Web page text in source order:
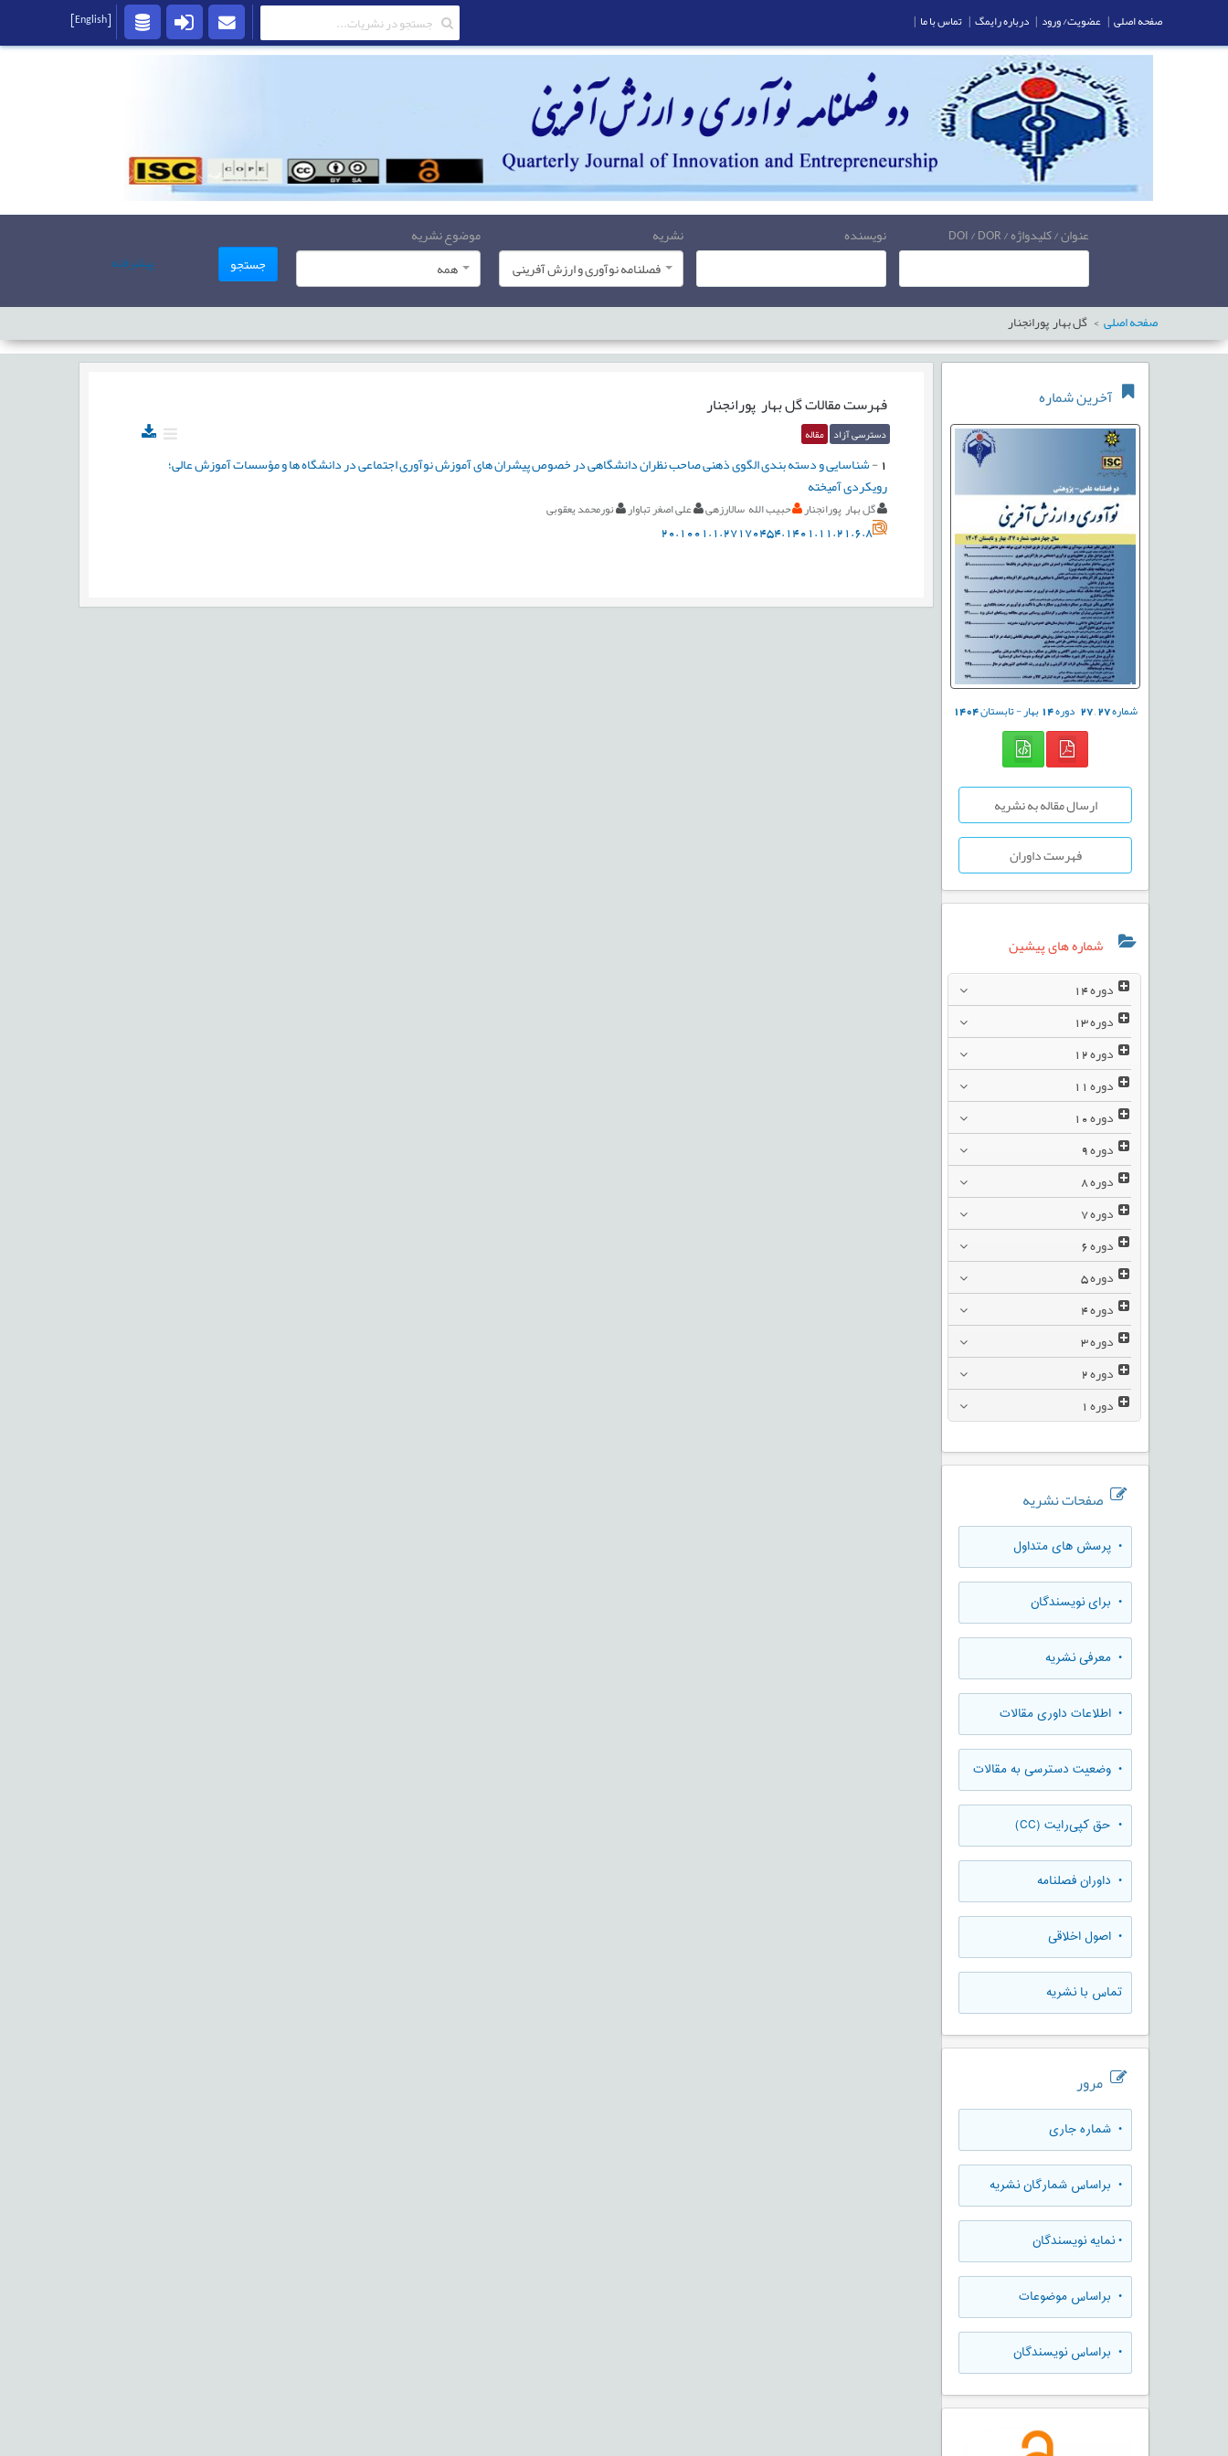
عنوان / کلیدواژه / DOI / DOR نویسنده
نشریه
فصلنامه نوآوری و ارزش آفرینی
موضوع نشریه
همه
جستجو پیشرفته
صفحه اصلی گل بهار پورانجنار
آخرین شماره
شماره27
,
27 دوره14بهار - تابستان1404
ارسال مقاله به نشریه
فهرست داوران
شماره های پیشین
دوره
دوره
دوره
دوره
دوره
دوره
دوره
دوره
دوره
دوره
دوره
دوره
دوره
دوره
صفحات نشریه
• پرسش های متداول
• برای نویسندگان
• معرفی نشریه
• اطلاعات داوری مقالات
• وضعیت دسترسی به مقالات
• حق کپی‌رایت (CC)
• داوران فصلنامه
• اصول اخلاقی
تماس با نشریه
مرور
• شماره جاری
• براساس شمارگان نشریه
•نمایه نویسندگان
• براساس موضوعات
• براساس نویسندگان
فهرست مقالاتگل بهار پورانجنار
دسترسی آزاد مقاله
1
-شناسایی و دسته بندی الگوی ذهنی صاحب نظران دانشگاهی در خصوص پیشران های آموزش نوآوری اجتماعی در دانشگاه ها و مؤسسات آموزش عالی؛
رویکردی آمیخته
گل بهار پورانجنار حبیب الله سالارزهی علی اصغر تباوار نورمحمد یعقوبی
20.1001.1.27170454.1401.11.21.6.8
صفحه اصلی | عضویت/ ورود | درباره رایمگ | تماس با ما |
[English]